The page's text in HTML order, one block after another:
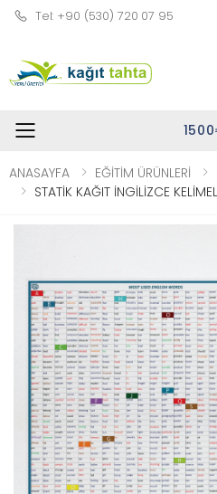
Tel: +90 (530) 720 07 95
Toggle mobile
ANASAYFA EĞİTİM ÜRÜNLERİ
STATİK KAĞIT İNGİLİZCE